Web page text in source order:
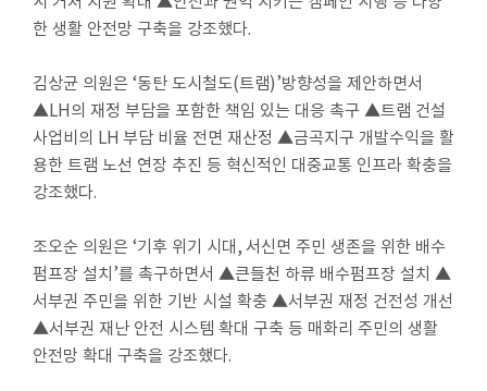
한 생활 안전망 구축을 강조했다.
김상균 의원은 ‘동탄 도시철도(트램)’방향성을 제안하면서
▲LH의 재정 부담을 포함한 책임 있는 대응 촉구 ▲트램 건설
사업비의 LH 부담 비율 전면 재산정 ▲금곡지구 개발수익을 활
용한 트램 노선 연장 추진 등 혁신적인 대중교통 인프라 확충을
강조했다.
조오순 의원은 ‘기후 위기 시대,서신면 주민 생존을 위한 배수
펌프장 설치’를 촉구하면서 ▲큰들천 하류 배수펌프장 설치 ▲
서부권 주민을 위한 기반 시설 확충 ▲서부권 재정 건전성 개선
▲서부권 재난 안전 시스템 확대 구축 등 매화리 주민의 생활
안전망 확대 구축을 강조했다.